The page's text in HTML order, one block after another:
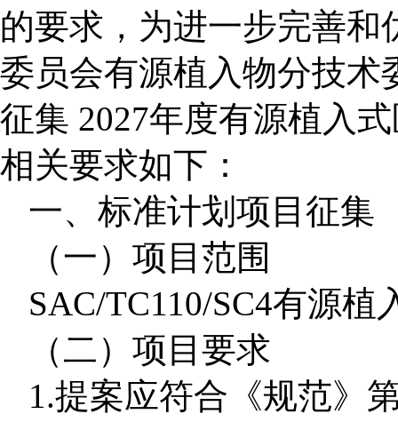
的要求，为进一步完善
委员会有源植入物分技术
征集 2027年度有源植入
相关要求如下：
一、标准计划项目征集
（一）项目 范围
SAC/TC110/SC4有源植
（二）项目要求
1.提案应符合《规范》